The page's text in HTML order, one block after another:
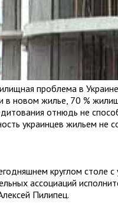
проблема в
в новом жилье, 70 %
отнюдь не
украинцев жильем не
круглом столе
ассоциаций
Пилипец.